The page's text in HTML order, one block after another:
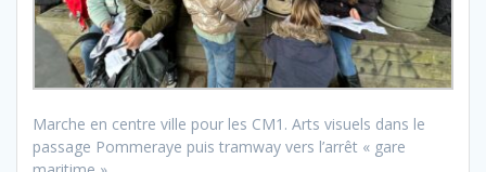
Marche en centre ville pour les CM1. Arts visuels dans le
passage Pommeraye puis tramway vers l’arrêt « gare